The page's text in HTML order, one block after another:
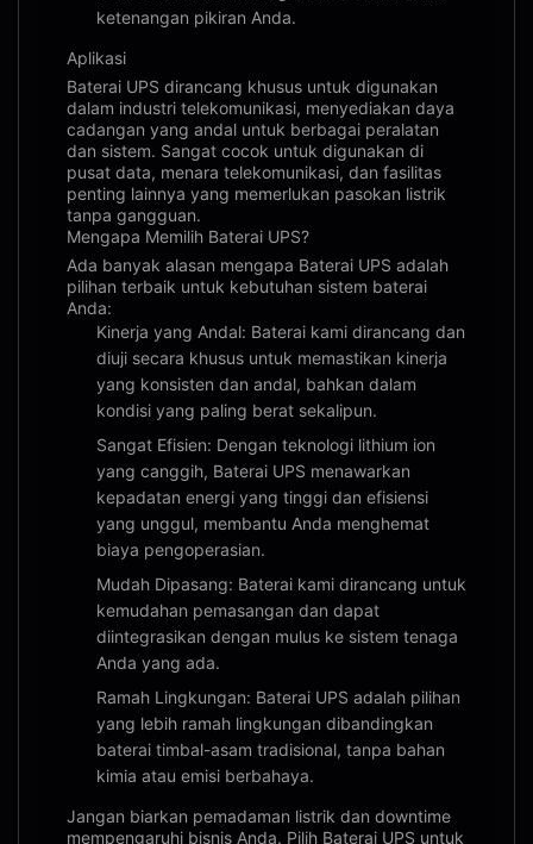
ketenangan pikiran Anda.
Aplikasi
Baterai UPS dirancang khusus untuk digunakan
dalam industri telekomunikasi, menyediakan daya
cadangan yang andal untuk berbagai peralatan
dan sistem. Sangat cocok untuk digunakan di
pusat data, menara telekomunikasi, dan fasilitas
penting lainnya yang memerlukan pasokan listrik
tanpa gangguan.
Mengapa Memilih Baterai UPS?
Ada banyak alasan mengapa Baterai UPS adalah
pilihan terbaik untuk kebutuhan sistem baterai
Anda:
Kinerja yang Andal: Baterai kami dirancang dan
diuji secara khusus untuk memastikan kinerja
yang konsisten dan andal, bahkan dalam
kondisi yang paling berat sekalipun.
Sangat Efisien: Dengan teknologi lithium ion
yang canggih, Baterai UPS menawarkan
kepadatan energi yang tinggi dan efisiensi
yang unggul, membantu Anda menghemat
biaya pengoperasian.
Mudah Dipasang: Baterai kami dirancang untuk
kemudahan pemasangan dan dapat
diintegrasikan dengan mulus ke sistem tenaga
Anda yang ada.
Ramah Lingkungan: Baterai UPS adalah pilihan
yang lebih ramah lingkungan dibandingkan
baterai timbal-asam tradisional, tanpa bahan
kimia atau emisi berbahaya.
Jangan biarkan pemadaman listrik dan downtime
mempengaruhi bisnis Anda. Pilih Baterai UPS untuk